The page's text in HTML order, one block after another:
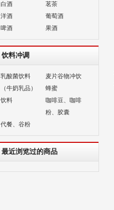
白酒
茗茶
洋酒
葡萄酒
啤酒
果酒
饮料冲调
乳酸菌饮料
（牛奶乳品）
麦片谷物冲饮
蜂蜜
饮料
咖啡豆、咖啡
粉、胶囊
代餐、谷粉
最近浏览过的商品